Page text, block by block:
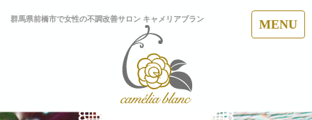
群馬県前橋市で女性の不調改善サロン キャメリアブラン MENU